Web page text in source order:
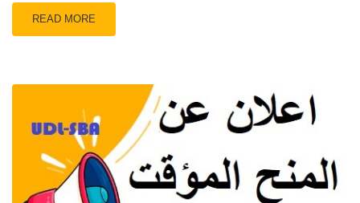
READ MORE